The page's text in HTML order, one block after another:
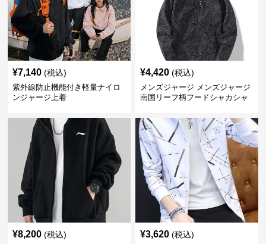
¥7,140 (税込)
紫外線防止機能付き軽量ナイロ
ンジャージ上着
¥4,420 (税込)
メンズジャージ メンズジャージ
南国リーフ柄フードシャカシャ
¥8,200 (税込) ¥3,620 (税込)